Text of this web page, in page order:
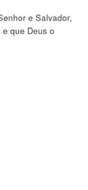
e Salvador,
que Deus o